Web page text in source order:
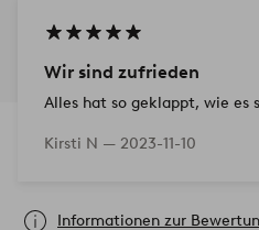
Wir sind zufrieden
Alles hat so geklappt, wie es
Kirsti N — 2023-11-10
Informationen zur